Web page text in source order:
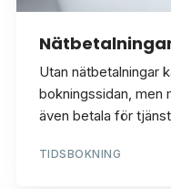
Utan nätbetalningar
bokningssidan, men
även betala för
TIDSBOKNING